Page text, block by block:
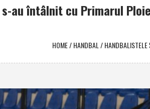
au întâlnit cu Primarul
HOME/HANDBAL /